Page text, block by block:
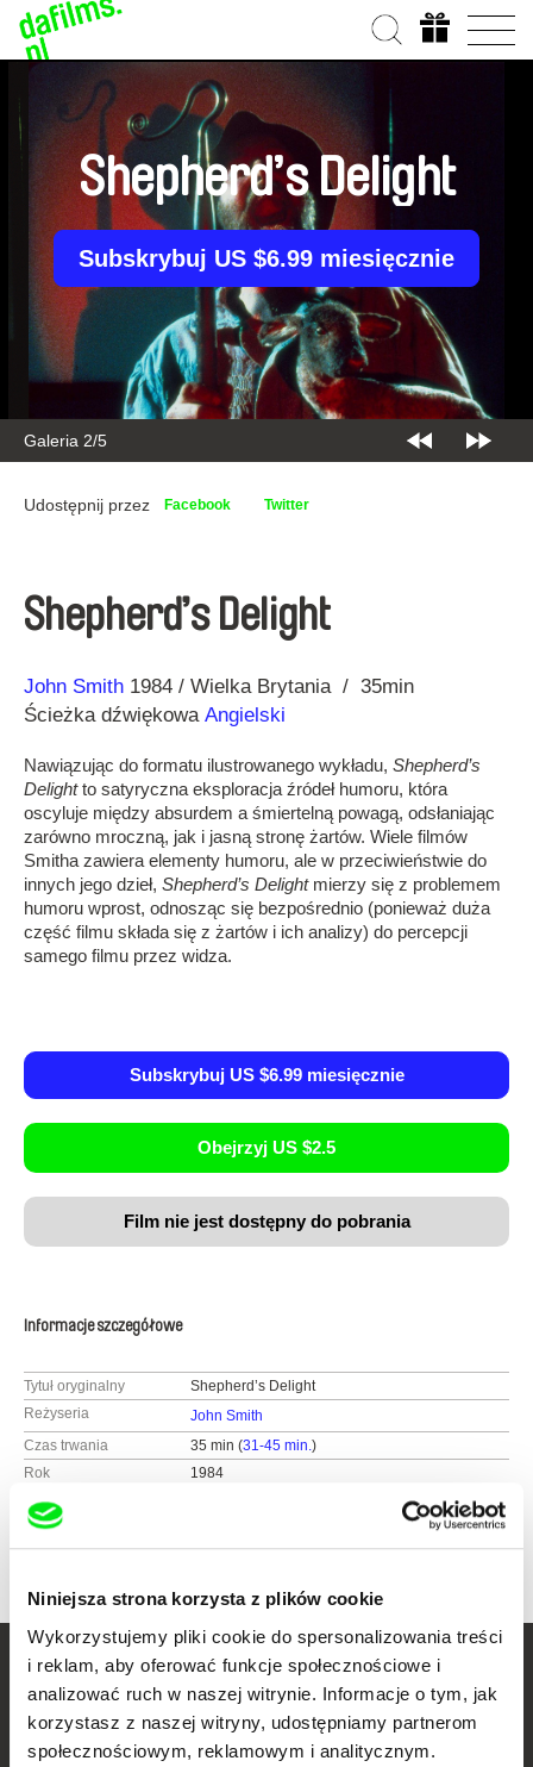
Niniejsza strona korzysta z plików cookie
Wykorzystujemy pliki cookie do spersonalizowania treści
i reklam, aby oferować funkcje społecznościowe i
analizować ruch w naszej witrynie. Informacje o tym, jak
korzystasz z naszej witryny, udostępniamy partnerom
społecznościowym, reklamowym i analitycznym.
Galeria 2/5
Shepherd’s Delight
Subskrybuj US $6.99 miesięcznie
Udostępnij przez Facebook Twitter
Shepherd’s Delight
Reżyseria
John Smith
Rok 1984 Wielka Brytania
35min
Ścieżka dźwiękowa Angielski
Nawiązując do formatu ilustrowanego wykładu, Shepherd’s
Delightto satyryczna eksploracja źródeł humoru, która
oscyluje między absurdem a śmiertelną powagą, odsłaniając
zarówno mroczną, jak i jasną stronę żartów. Wiele filmów
Smitha zawiera elementy humoru, ale w przeciwieństwie do
innych jego dzieł, Shepherd’s Delightmierzy się z problemem
humoru wprost, odnosząc się bezpośrednio (ponieważ duża
część filmu składa się z żartów i ich analizy) do percepcji
samego filmu przez widza.
Subskrybuj US $6.99 miesięcznie
Obejrzyj US $2.5
Film nie jest dostępny do pobrania
Informacje szczegółowe
Tytuł oryginalny
Shepherd’s Delight
Reżyseria
John Smith
Czas trwania
35 min (31-45 min.)
Rok
1984
Kraj
Kolor
Twoje kino
dokumentalne online